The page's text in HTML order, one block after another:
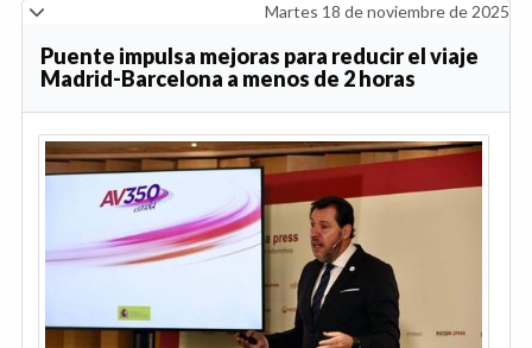
Martes 18 de noviembre de 2025
Puente impulsa mejoras para reducir el viaje
Madrid-Barcelona a menos de 2 horas